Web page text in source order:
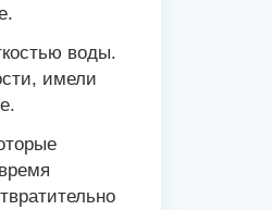
воды.
имели